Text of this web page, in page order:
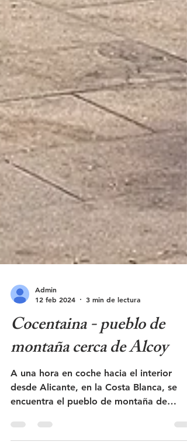
Admin
3 min de lectura
Cocentaina - pueblo de
montaña cerca de Alcoy
A una hora en coche hacia el interior
desde Alicante, en la Costa Blanca, se